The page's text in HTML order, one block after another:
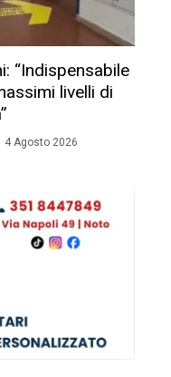
“Indispensabile
livelli di
4 Agosto 2026